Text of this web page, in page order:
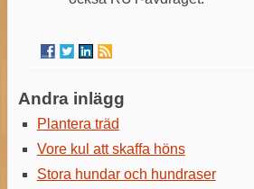
Andra inlägg
Plantera träd
Vore kul att skaffa höns
Stora hundar och hundraser